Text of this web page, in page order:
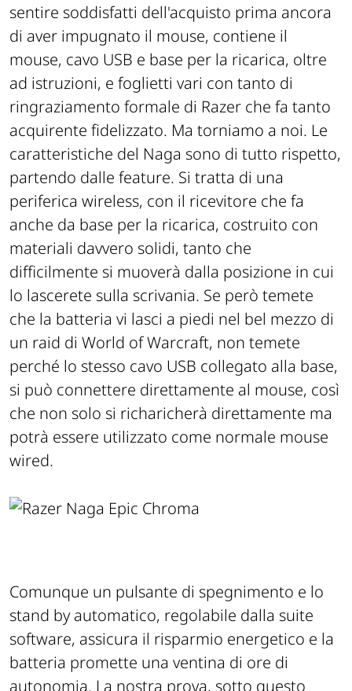
sentire soddisfatti dell'acquisto prima ancora
di aver impugnato il mouse, contiene il
mouse, cavo USB e base per la ricarica, oltre
ad istruzioni, e foglietti vari con tanto di
ringraziamento formale di Razer che fa tanto
acquirente fidelizzato. Ma torniamo a noi. Le
caratteristiche del Naga sono di tutto rispetto,
partendo dalle feature. Si tratta di una
periferica wireless, con il ricevitore che fa
anche da base per la ricarica, costruito con
materiali davvero solidi, tanto che
difficilmente si muoverà dalla posizione in cui
lo lascerete sulla scrivania. Se però temete
che la batteria vi lasci a piedi nel bel mezzo di
un raid di World of Warcraft, non temete
perché lo stesso cavo USB collegato alla base,
si può connettere direttamente al mouse, così
che non solo si richaricherà direttamente ma
potrà essere utilizzato come normale mouse
wired.
Comunque un pulsante di spegnimento e lo
stand by automatico, regolabile dalla suite
software, assicura il risparmio energetico e la
batteria promette una ventina di ore di
autonomia. La nostra prova, sotto questo